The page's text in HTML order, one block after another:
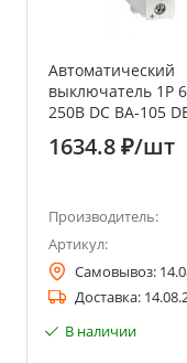
Schneider Electric)
Автоматический
выключатель 1Р
250В DC ВА-105
1634.8 ₽/шт
Производитель:
Артикул:
Самовывоз:
Доставка:
В наличии